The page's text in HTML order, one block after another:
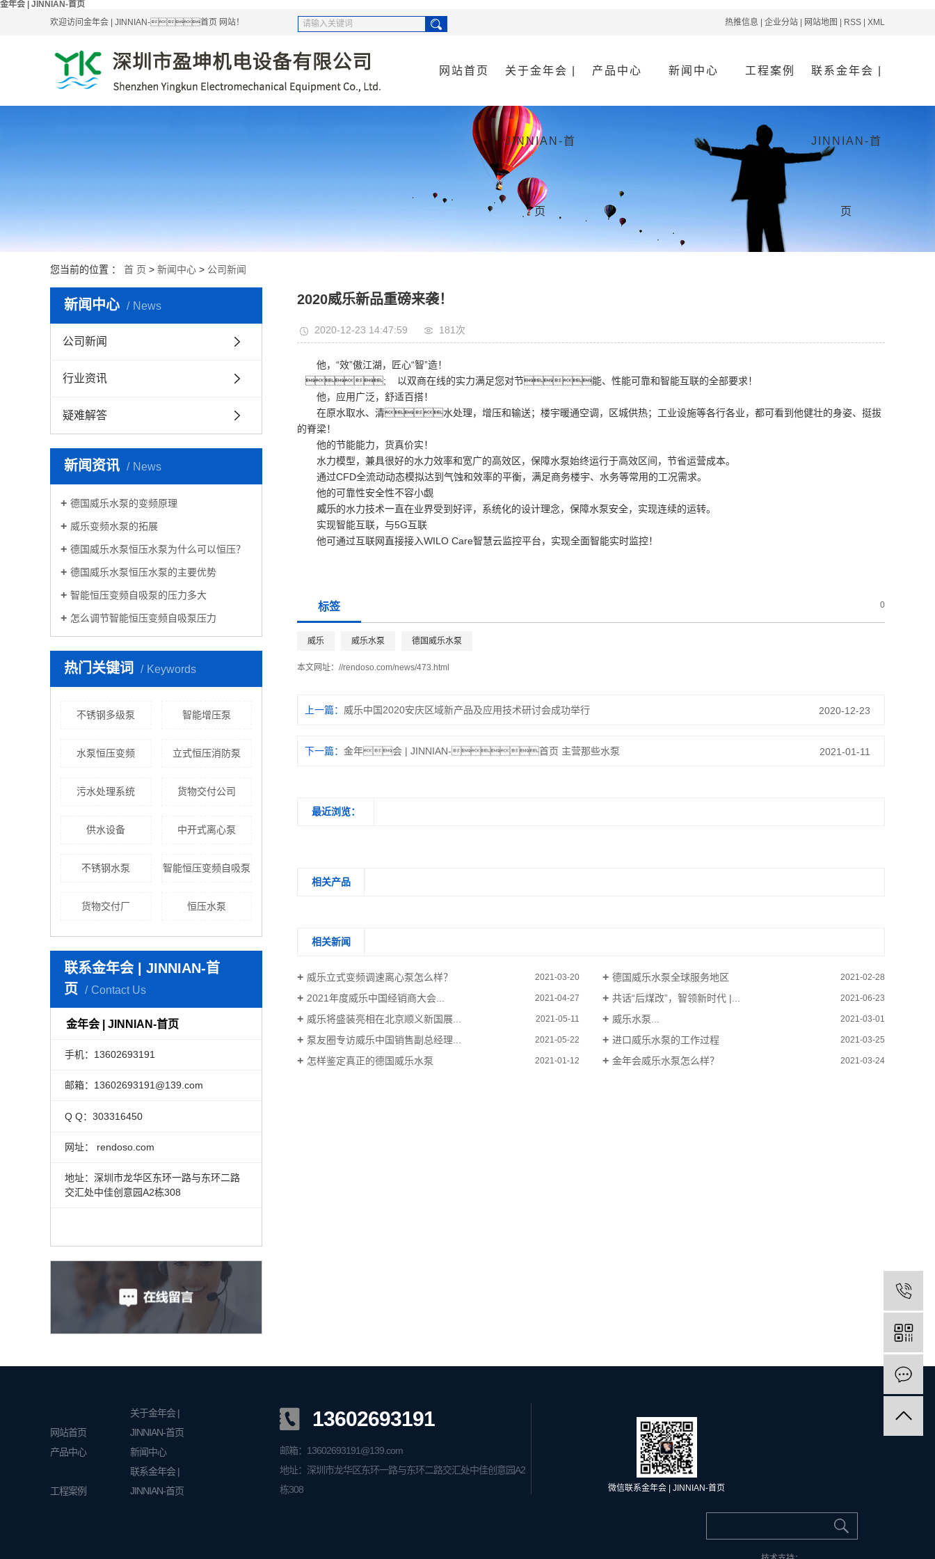
金年会 | JINNIAN-首页
欢迎访问金年会 | JINNIAN-首页 网站！
热推信息 企业分站 网站地图 RSS XML
网站首页 关于金年会 |
JINNIAN-首
页
公司简介
资质荣誉
产品中心
消防系列
货物交付
新闻中心
行业资讯
工程案例 联系金年会 |
JINNIAN-首
页
JINNIAN-首页
您当前的位置 ： 首 页 > 新闻中心 > 公司新闻
新闻中心 News
公司新闻
行业资讯
疑难解答
新闻资讯 News
德国威乐水泵的变频原理
威乐变频水泵的拓展
德国威乐水泵恒压水泵为什么可以恒压？
德国威乐水泵恒压水泵的主要优势
智能恒压变频自吸泵的压力多大
怎么调节智能恒压变频自吸泵压力
热门关键词 Keywords
不锈钢多级泵 智能增压泵
水泵恒压变频 立式恒压消防泵
污水处理系统 货物交付公司
供水设备 中开式离心泵
不锈钢水泵 智能恒压变频自吸泵
货物交付厂 恒压水泵
联系金年会 | JINNIAN-首
页
Contact Us
金年会 | JINNIAN-首页
手机：13602693191
邮箱：13602693191@139.com
Q Q：303316450
网址： rendoso.com
地址：深圳市龙华区东环一路与东环二路
交汇处中佳创意园A2栋308
2020威乐新品重磅来袭！
2020-12-23 14:47:59 181次
他，“效”傲江湖，匠心“智”造！
; 以双商在线的实力满足您对节能、性能可靠和智能互联的全部要求！
他，应用广泛，舒适百搭！
在原水取水、清水处理，增压和输送；楼宇暖通空调，区城供热；工业设施等各行各业，都可看到他健壮的身姿、挺拔
的脊梁！
他的节能能力，货真价实！
水力模型，兼具很好的水力效率和宽广的高效区，保障水泵始终运行于高效区间，节省运营成本。
通过CFD全流动动态模拟达到气蚀和效率的平衡，满足商务楼宇、水务等常用的工况需求。
他的可靠性安全性不容小觑
威乐的水力技术一直在业界受到好评，系统化的设计理念，保障水泵安全，实现连续的运转。
实现智能互联，与5G互联
他可通过互联网直接接入WILO Care智慧云监控平台，实现全面智能实时监控！
标签 0
威乐 威乐水泵 德国威乐水泵
本文网址： //rendoso.com/news/473.html
上一篇： 威乐中国2020安庆区域新产品及应用技术研讨会成功举行 2020-12-23
下一篇： 金年会 | JINNIAN-首页 主营那些水泵 2021-01-11
最近浏览：
相关产品
相关新闻
威乐立式变频调速离心泵怎么样？ 2021-03-20 德国威乐水泵全球服务地区 2021-02-28
2021年度威乐中国经销商大会... 2021-04-27 共话“后煤改”，智领新时代 |... 2021-06-23
威乐将盛装亮相在北京顺义新国展... 2021-05-11 威乐水泵... 2021-03-01
泵友圈专访威乐中国销售副总经理... 2021-05-22 进口威乐水泵的工作过程 2021-03-25
怎样鉴定真正的德国威乐水泵 2021-01-12 金年会威乐水泵怎么样？ 2021-03-24
网站首页
关于金年会 |
JINNIAN-首页
产品中心
新闻中心
工程案例
联系金年会 |
JINNIAN-首页
13602693191
邮箱：13602693191@139.com
地址：深圳市龙华区东环一路与东环二路交汇处中佳创意园A2
栋308
微信联系金年会 | JINNIAN-首页